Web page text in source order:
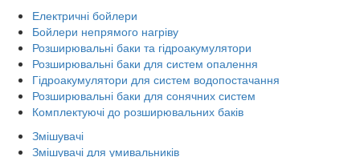
Електричні бойлери
Бойлери непрямого нагріву
Розширювальні баки та гідроакумулятори
Розширювальні баки для систем опалення
Гідроакумулятори для систем водопостачання
Розширювальні баки для сонячних систем
Комплектуючі до розширювальних баків
Змішувачі
Змішувачі для умивальників